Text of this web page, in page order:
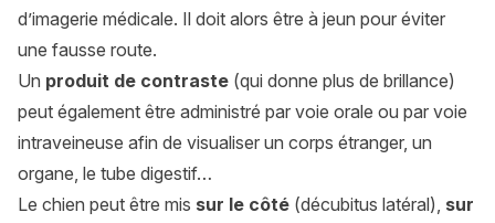
d’imagerie médicale. Il doit alors être à jeun pour éviter
une fausse route.
Un produit de contraste (qui donne plus de brillance)
peut également être administré par voie orale ou par voie
intraveineuse afin de visualiser un corps étranger, un
organe, le tube digestif…
Le chien peut être mis sur le côté (décubitus latéral), sur